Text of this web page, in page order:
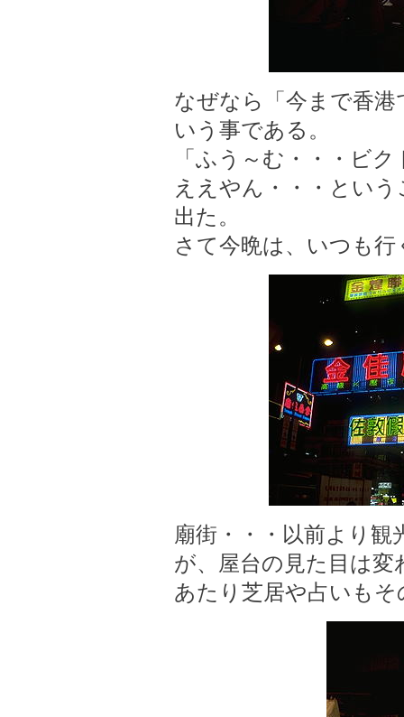
なぜなら「今まで香
いう事である。
「ふう～む・・・ビ
ええやん・・・とい
出た。
さて今晩は、いつも
廟街・・・以前より
が、屋台の見た目は
あたり芝居や占いも